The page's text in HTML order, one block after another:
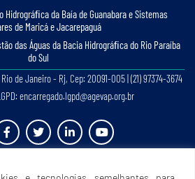
Hidrográﬁca da Baía de Guanabara e Sistemas
de Maricá e Jacarepaguá
das Águas da Bacia Hidrográﬁca do Rio Paraíba
do Sul
de Janeiro - Rj, Cep: 20091-005 | (21) 97374-3674
encarregado.lgpd@agevap.org.br